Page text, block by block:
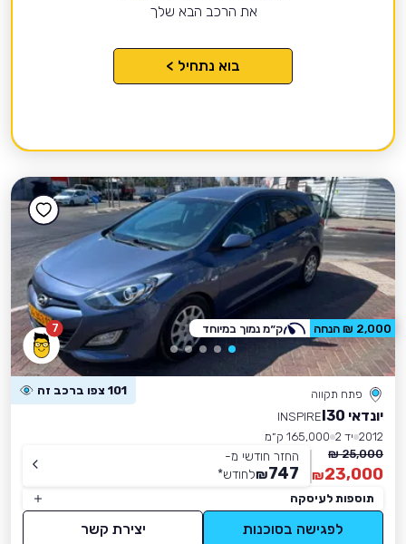
את הרכב הבא שלך
בוא נתחיל >
7
פתח תקווה 101 צפו ברכב זה
יונדאי I30
INSPIRE
2012 יד 2
165,000 ק״מ
25,000 ₪
23,000
₪
החזר חודשי מ-
747
₪לחודש*
תוספות לעיסקה
לפגישה בסוכנות יצירת קשר
2,000 ₪ הנחה ק״מ נמוך במיוחד